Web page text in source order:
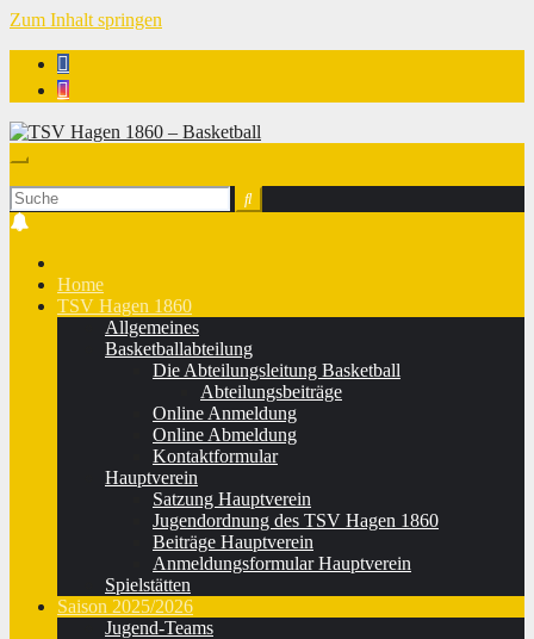
Zum Inhalt springen
Home
TSV Hagen 1860
Allgemeines
Basketballabteilung
Die Abteilungsleitung Basketball
Abteilungsbeiträge
Online Anmeldung
Online Abmeldung
Kontaktformular
Hauptverein
Satzung Hauptverein
Jugendordnung des TSV Hagen 1860
Beiträge Hauptverein
Anmeldungsformular Hauptverein
Spielstätten
Saison 2025/2026
Jugend-Teams